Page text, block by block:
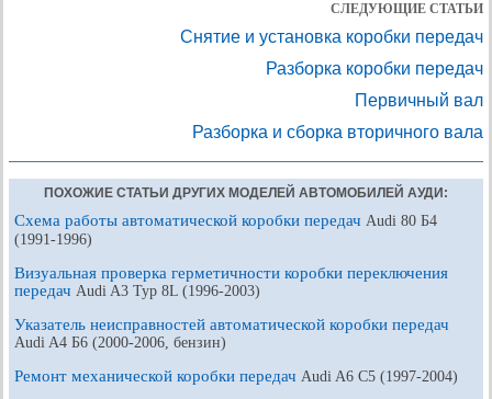
СЛЕДУЮЩИЕ СТАТЬИ
Снятие и установка коробки передач
Разборка коробки передач
Первичный вал
Разборка и сборка вторичного вала
ПОХОЖИЕ СТАТЬИ ДРУГИХ МОДЕЛЕЙ АВТОМОБИЛЕЙ АУДИ:
Схема работы автоматической коробки передач Audi 80 Б4
(1991-1996)
Визуальная проверка герметичности коробки переключения
передач Audi A3 Typ 8L (1996-2003)
Указатель неисправностей автоматической коробки передач
Audi A4 Б6 (2000-2006, бензин)
Ремонт механической коробки передач Audi A6 С5 (1997-2004)